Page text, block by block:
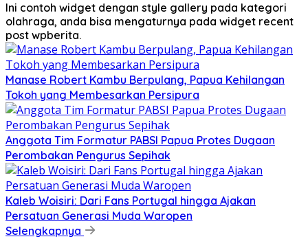
Ini contoh widget dengan style gallery pada kategori
olahraga, anda bisa mengaturnya pada widget recent
post wpberita.
Manase Robert Kambu Berpulang, Papua Kehilangan
Tokoh yang Membesarkan Persipura
Anggota Tim Formatur PABSI Papua Protes Dugaan
Perombakan Pengurus Sepihak
Kaleb Woisiri: Dari Fans Portugal hingga Ajakan
Persatuan Generasi Muda Waropen
Selengkapnya